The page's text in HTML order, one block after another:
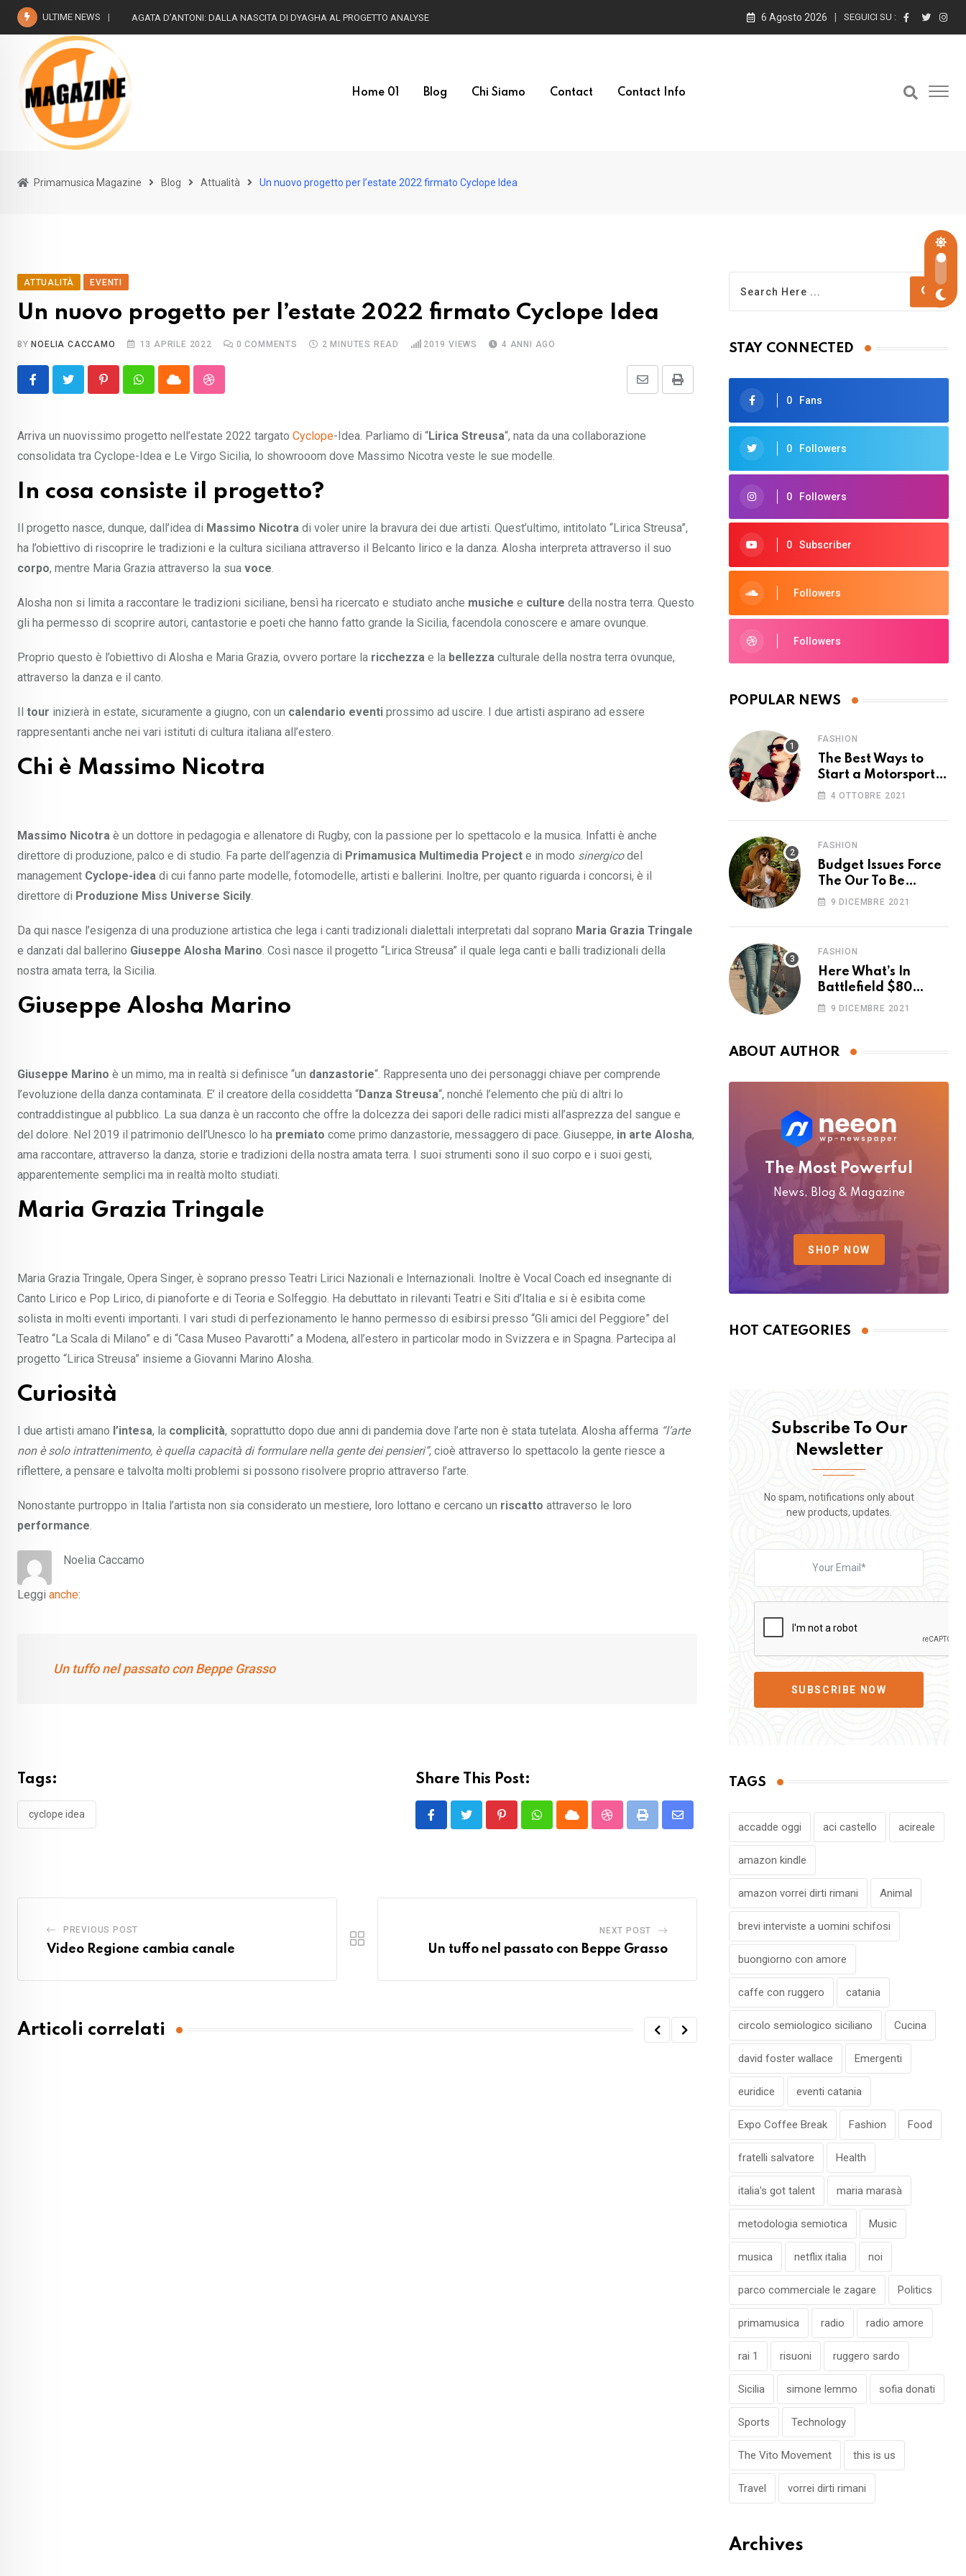
Skip
content
ULTIME NEWS AGATA D’ANTONI: DALLA NASCITA DI DYAGHA AL PROGETTO ANALYSE 6 Agosto 2026 SEGUICI SU :
Home 01 Blog Chi Siamo Contact Contact Info
Primamusica Magazine Blog Attualità Un nuovo progetto per l’estate 2022 firmato Cyclope Idea
ATTUALITÀ EVENTI
Un nuovo progetto per l’estate 2022 firmato Cyclope Idea
BY NOELIA CACCAMO 13 APRILE 2022 0 COMMENTS 2 MINUTES READ 2019 VIEWS 4 ANNI AGO
PinterestWhatsappCloud StumbleUpon Print
Share
Arriva un nuovissimo progetto nell’estate 2022 targato Cyclope-Idea. Parliamo di “Lirica Streusa“, nata da una collaborazione
consolidata tra Cyclope-Idea e Le Virgo Sicilia, lo showrooom dove Massimo Nicotra veste le sue modelle.
In cosa consiste il progetto?
Il progetto nasce, dunque, dall’idea di Massimo Nicotra di voler unire la bravura dei due artisti. Quest’ultimo, intitolato “Lirica Streusa”,
ha l’obiettivo di riscoprire le tradizioni e la cultura siciliana attraverso il Belcanto lirico e la danza. Alosha interpreta attraverso il suo
corpo, mentre Maria Grazia attraverso la sua voce.
Alosha non si limita a raccontare le tradizioni siciliane, bensì ha ricercato e studiato anche musiche e culture della nostra terra. Questo
gli ha permesso di scoprire autori, cantastorie e poeti che hanno fatto grande la Sicilia, facendola conoscere e amare ovunque.
Proprio questo è l’obiettivo di Alosha e Maria Grazia, ovvero portare la ricchezza e la bellezza culturale della nostra terra ovunque,
attraverso la danza e il canto.
Il tour inizierà in estate, sicuramente a giugno, con un calendario eventi prossimo ad uscire. I due artisti aspirano ad essere
rappresentanti anche nei vari istituti di cultura italiana all’estero.
Chi è Massimo Nicotra
Massimo Nicotra è un dottore in pedagogia e allenatore di Rugby, con la passione per lo spettacolo e la musica. Infatti è anche
direttore di produzione, palco e di studio. Fa parte dell’agenzia di Primamusica Multimedia Project e in modo sinergicodel
management Cyclope-idea di cui fanno parte modelle, fotomodelle, artisti e ballerini. Inoltre, per quanto riguarda i concorsi, è il
direttore di Produzione Miss Universe Sicily.
Da qui nasce l’esigenza di una produzione artistica che lega i canti tradizionali dialettali interpretati dal soprano Maria Grazia Tringale
e danzati dal ballerino Giuseppe Alosha Marino. Così nasce il progetto “Lirica Streusa” il quale lega canti e balli tradizionali della
nostra amata terra, la Sicilia.
Giuseppe Alosha Marino
Giuseppe Marino è un mimo, ma in realtà si definisce “un danzastorie“. Rappresenta uno dei personaggi chiave per comprende
l’evoluzione della danza contaminata. E’ il creatore della cosiddetta “Danza Streusa“, nonché l’elemento che più di altri lo
contraddistingue al pubblico. La sua danza è un racconto che offre la dolcezza dei sapori delle radici misti all’asprezza del sangue e
del dolore. Nel 2019 il patrimonio dell’Unesco lo ha premiato come primo danzastorie, messaggero di pace. Giuseppe, in arte Alosha,
ama raccontare, attraverso la danza, storie e tradizioni della nostra amata terra. I suoi strumenti sono il suo corpo e i suoi gesti,
apparentemente semplici ma in realtà molto studiati.
Maria Grazia Tringale
Maria Grazia Tringale, Opera Singer, è soprano presso Teatri Lirici Nazionali e Internazionali. Inoltre è Vocal Coach ed insegnante di
Canto Lirico e Pop Lirico, di pianoforte e di Teoria e Solfeggio. Ha debuttato in rilevanti Teatri e Siti d’Italia e si è esibita come
solista in molti eventi importanti. I vari studi di perfezionamento le hanno permesso di esibirsi presso “Gli amici del Peggiore” del
Teatro “La Scala di Milano” e di “Casa Museo Pavarotti” a Modena, all’estero in particolar modo in Svizzera e in Spagna. Partecipa al
progetto “Lirica Streusa” insieme a Giovanni Marino Alosha.
Curiosità
I due artisti amano l’intesa, la complicità, soprattutto dopo due anni di pandemia dove l’arte non è stata tutelata. Alosha afferma “l’arte
non è solo intrattenimento, è quella capacità di formulare nella gente dei pensieri”, cioè attraverso lo spettacolo la gente riesce a
riflettere, a pensare e talvolta molti problemi si possono risolvere proprio attraverso l’arte.
Nonostante purtroppo in Italia l’artista non sia considerato un mestiere, loro lottano e cercano un riscatto attraverso le loro
performance.
Noelia Caccamo
Leggi anche:
Un tuffo nel passato con Beppe Grasso
Tags:
cyclope idea
Share This Post:
PinterestWhatsappCloud StumbleUpon
Print
Share
PREVIOUS POST
Video Regione cambia canale
NEXT POST
Un tuffo nel passato con Beppe Grasso
Articoli correlati
STAY CONNECTED
0 Fans
0 Followers
0 Followers
0 Subscriber
Followers
Followers
POPULAR NEWS
FASHION
The Best Ways to
Start a Motorsport
Rider Career
4 OTTOBRE 2021
FASHION
Budget Issues Force
The Our To Be
Cancelled
9 DICEMBRE 2021
FASHION
Here What’s In
Battlefield $80
Deluxe Edition
9 DICEMBRE 2021
ABOUT AUTHOR
The Most Powerful
News, Blog & Magazine
SHOP NOW
HOT CATEGORIES
Subscribe To Our
Newsletter
No spam, notifications only about
new products, updates.
SUBSCRIBE NOW
TAGS
accadde oggi aci castello acireale
amazon kindle
amazon vorrei dirti rimani Animal
brevi interviste a uomini schifosi
buongiorno con amore
caffe con ruggero catania
circolo semiologico siciliano Cucina
david foster wallace Emergenti
euridice eventi catania
Expo Coffee Break Fashion Food
fratelli salvatore Health
italia's got talent maria marasà
metodologia semiotica Music
musica netflix italia noi
parco commerciale le zagare Politics
primamusica radio radio amore
rai 1 risuoni ruggero sardo
Sicilia simone lemmo sofia donati
Sports Technology
The Vito Movement this is us
Travel vorrei dirti rimani
Archives